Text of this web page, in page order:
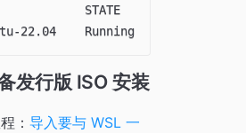
STATE
发行版 ISO 安装
： 导入要与 WSL 一